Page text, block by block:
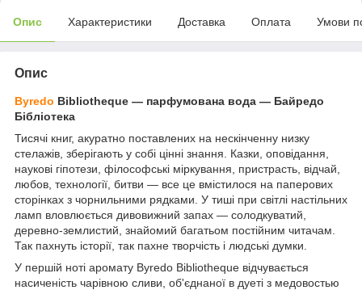
Опис Характеристики Доставка Оплата Умови
Опис
Byredo Bibliotheque ― парфумована вода ― Байредо
Бібліотека
Тисячі книг, акуратно поставлених на нескінченну низку
стелажів, зберігають у собі цінні знання. Казки, оповідання,
наукові гіпотези, філософські міркування, пристрасть, відчай,
любов, технології, битви — все це вмістилося на паперових
сторінках з чорнильними рядками. У тиші при світлі настільних
ламп вловлюється дивовижний запах — солодкуватий,
деревно-землистий, знайомий багатьом постійним читачам.
Так пахнуть історії, так пахне творчість і людські думки.
У першій ноті аромату Byredo Bibliotheque відчувається
насиченість чарівною сливи, об'єднаної в дуеті з медовостью